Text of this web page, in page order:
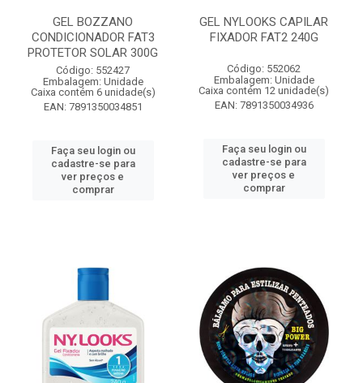
GEL BOZZANO
CONDICIONADOR FAT3
PROTETOR SOLAR 300G
Código: 552427
Embalagem: Unidade
Caixa contém 6 unidade(s)
EAN: 7891350034851
Faça seu login ou
cadastre-se para
ver preços e
comprar
GEL NYLOOKS CAPILAR
FIXADOR FAT2 240G
Código: 552062
Embalagem: Unidade
Caixa contém 12 unidade(s)
EAN: 7891350034936
Faça seu login ou
cadastre-se para
ver preços e
comprar